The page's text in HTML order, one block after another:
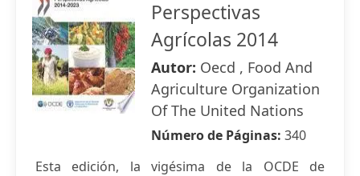
Perspectivas
Agrícolas 2014
Autor: Oecd , Food And
Agriculture Organization
Of The United Nations
Número de Páginas: 340
Esta edición, la vigésima de la OCDE de